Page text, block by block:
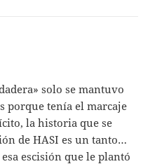
solo se mantuvo
porque tenía el marcaje
la historia que se
de HASI es un tanto…
escisión que le plantó